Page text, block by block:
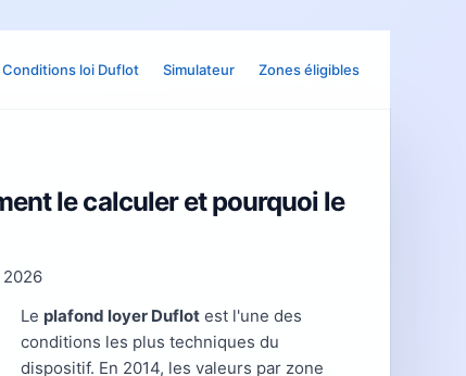
Conditions loi Duflot Simulateur Zones éligibles
le calculer et pourquoi le
2026
Le plafond loyer Duflot est l'une des
conditions les plus techniques du
dispositif. En 2014, les valeurs par zone